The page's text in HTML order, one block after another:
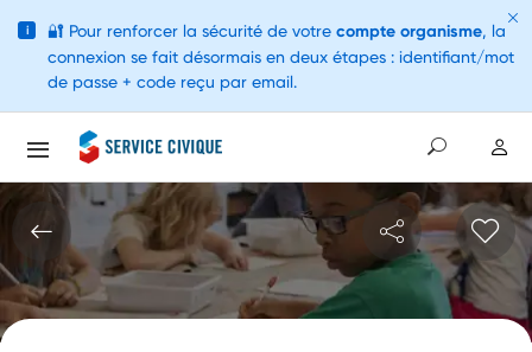
i 🔐 Pour renforcer la sécurité de votre compte organisme, la
connexion se fait désormais en deux étapes : identifiant/mot
de passe + code reçu par email.